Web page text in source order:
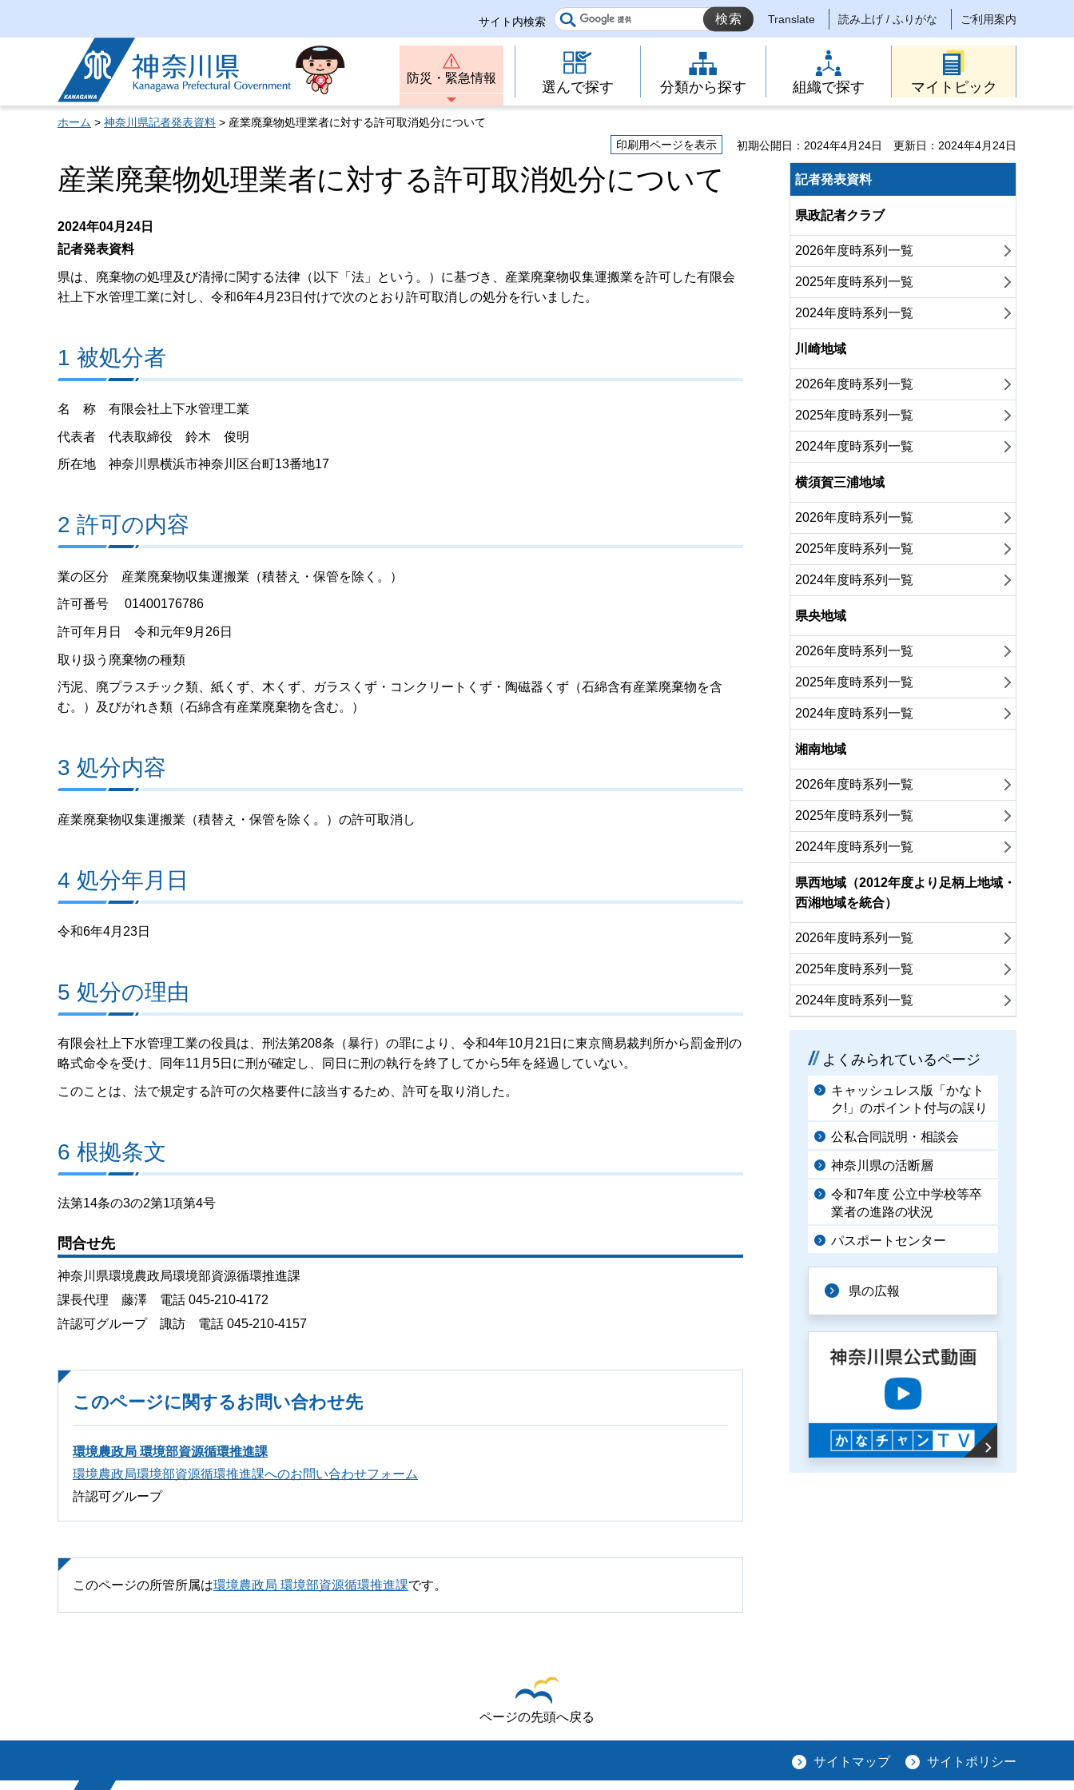
サイト内検索 Translate 読み上げ / ふりがな ご利用案内
神奈川県
防災・緊急情報
選んで探す 分類から探す 組織で探す マイトピック
ホーム > 神奈川県記者発表資料 > 産業廃棄物処理業者に対する許可取消処分について
印刷用ページを表示
初期公開日：2024年4月24日 更新日：2024年4月24日
産業廃棄物処理業者に対する許可取消処分について
2024年04月24日
記者発表資料
県は、廃棄物の処理及び清掃に関する法律（以下「法」という。）に基づき、産業廃棄物収集運搬業を許可した有限会
社上下水管理工業に対し、令和6年4月23日付けで次のとおり許可取消しの処分を行いました。
1 被処分者
名 称 有限会社上下水管理工業
代表者 代表取締役 鈴木 俊明
所在地 神奈川県横浜市神奈川区台町13番地17
2 許可の内容
業の区分 産業廃棄物収集運搬業（積替え・保管を除く。）
許可番号 01400176786
許可年月日 令和元年9月26日
取り扱う廃棄物の種類
汚泥、廃プラスチック類、紙くず、木くず、ガラスくず・コンクリートくず・陶磁器くず（石綿含有産業廃棄物を含
む。）及びがれき類（石綿含有産業廃棄物を含む。）
3 処分内容
産業廃棄物収集運搬業（積替え・保管を除く。）の許可取消し
4 処分年月日
令和6年4月23日
5 処分の理由
有限会社上下水管理工業の役員は、刑法第208条（暴行）の罪により、令和4年10月21日に東京簡易裁判所から罰金刑の
略式命令を受け、同年11月5日に刑が確定し、同日に刑の執行を終了してから5年を経過していない。
このことは、法で規定する許可の欠格要件に該当するため、許可を取り消した。
6 根拠条文
法第14条の3の2第1項第4号
問合せ先
神奈川県環境農政局環境部資源循環推進課
課長代理 藤澤 電話 045-210-4172
許認可グループ 諏訪 電話 045-210-4157
このページに関するお問い合わせ先
環境農政局 環境部資源循環推進課
環境農政局環境部資源循環推進課へのお問い合わせフォーム
許認可グループ
このページの所管所属は環境農政局 環境部資源循環推進課です。
記者発表資料
県政記者クラブ
2026年度時系列一覧
2025年度時系列一覧
2024年度時系列一覧
川崎地域
2026年度時系列一覧
2025年度時系列一覧
2024年度時系列一覧
横須賀三浦地域
2026年度時系列一覧
2025年度時系列一覧
2024年度時系列一覧
県央地域
2026年度時系列一覧
2025年度時系列一覧
2024年度時系列一覧
湘南地域
2026年度時系列一覧
2025年度時系列一覧
2024年度時系列一覧
県西地域（2012年度より足柄上地域・
西湘地域を統合）
2026年度時系列一覧
2025年度時系列一覧
2024年度時系列一覧
よくみられているページ
キャッシュレス版「かなト
ク!」のポイント付与の誤り
公私合同説明・相談会
神奈川県の活断層
令和7年度 公立中学校等卒
業者の進路の状況
パスポートセンター
県の広報
ページの先頭へ戻る
サイトマップ サイトポリシー